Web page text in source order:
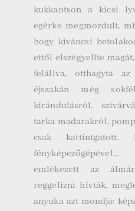
kukkantson a kicsi
egérke megmozdult,
hogy kíváncsi
ettől elszégyellte
felállva, otthagyta az
éjszakán még
kirándulásról,
tarka madarakról,
csak
fényképezőgépével…
emlékezett az
reggelizni hívták,
anyuka azt mondja: